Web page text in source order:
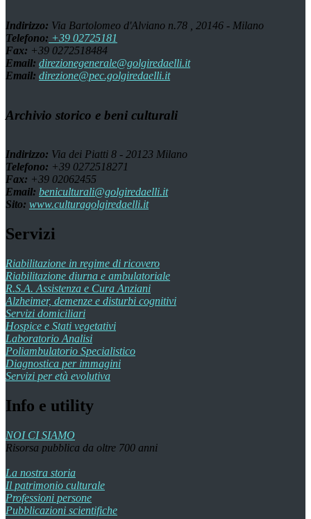
Indirizzo: Via Bartolomeo d'Alviano n.78 , 20146 - Milano
Telefono: +39 02725181
Fax: +39 0272518484
Email: direzionegenerale@golgiredaelli.it
Email: direzione@pec.golgiredaelli.it
Archivio storico e beni culturali
Indirizzo: Via dei Piatti 8 - 20123 Milano
Telefono: +39 0272518271
Fax: +39 02062455
Email: beniculturali@golgiredaelli.it
Sito: www.culturagolgiredaelli.it
Servizi
Riabilitazione in regime di ricovero
Riabilitazione diurna e ambulatoriale
R.S.A. Assistenza e Cura Anziani
Alzheimer, demenze e disturbi cognitivi
Servizi domiciliari
Hospice e Stati vegetativi
Laboratorio Analisi
Poliambulatorio Specialistico
Diagnostica per immagini
Servizi per età evolutiva
Info e utility
NOI CI SIAMO
Risorsa pubblica da oltre 700 anni
La nostra storia
Il patrimonio culturale
Professioni persone
Pubblicazioni scientifiche